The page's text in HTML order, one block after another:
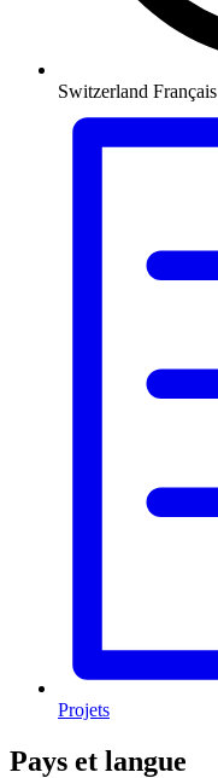
Switzerland Français
Projets
Pays et langue